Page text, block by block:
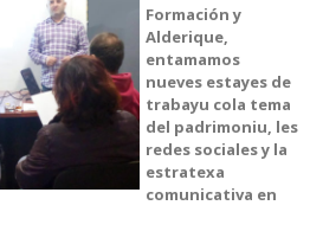
Formación y
Alderique,
entamamos
nueves estayes de
trabayu cola tema
del padrimoniu, les
redes sociales y la
estratexa
comunicativa en